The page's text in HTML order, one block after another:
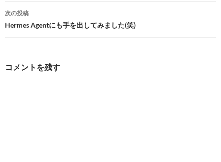
ナ
ビ
ゲ
次の投稿
Hermes Agentにも手を出してみました(笑)
コメントを残す